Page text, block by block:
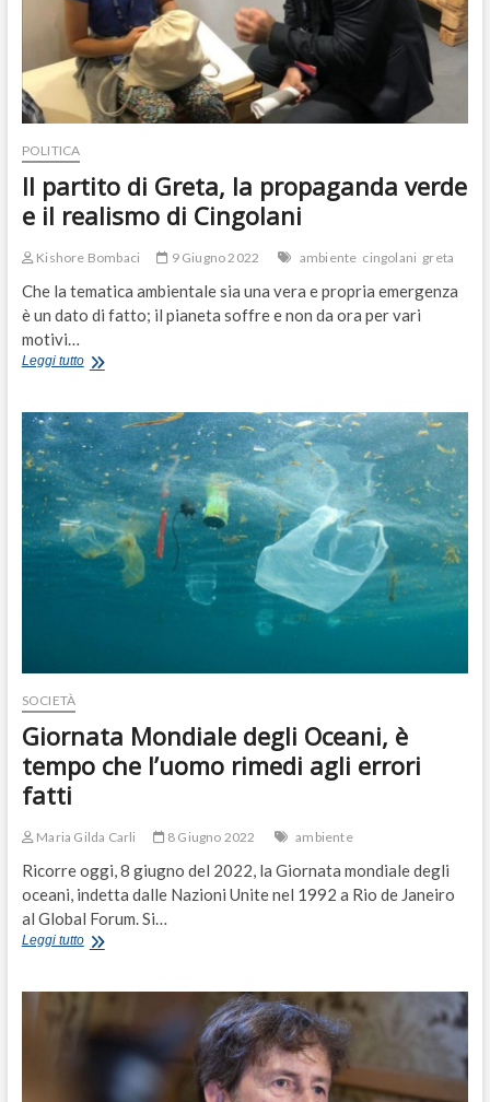
POLITICA
Il partito di Greta, la propaganda verde
e il realismo di Cingolani
Kishore Bombaci 9 Giugno 2022 ambiente cingolani greta
Che la tematica ambientale sia una vera e propria emergenza
è un dato di fatto; il pianeta soffre e non da ora per vari
motivi…
Leggi tuttoIl
Greta,
propaganda
verde
e
il
realismo
di
Cingolani
SOCIETÀ
Giornata Mondiale degli Oceani, è
tempo che l’uomo rimedi agli errori
fatti
Maria Gilda Carli 8 Giugno 2022 ambiente
Ricorre oggi, 8 giugno del 2022, la Giornata mondiale degli
oceani, indetta dalle Nazioni Unite nel 1992 a Rio de Janeiro
al Global Forum. Si…
Leggi tuttoGiornata
tempo